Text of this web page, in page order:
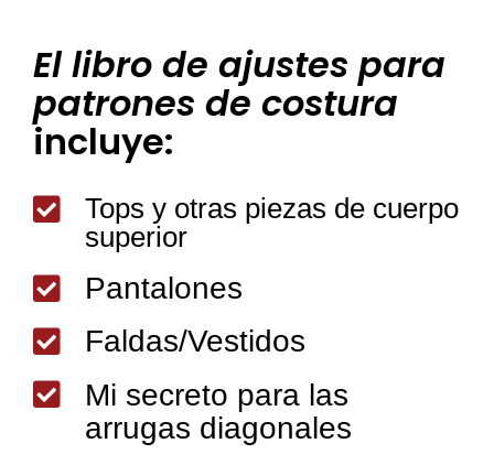
El libro de ajustes para
patrones de costura
incluye:

Tops y otras piezas de cuerpo
superior
 Pantalones
 Faldas/Vestidos

Mi secreto para las
arrugas diagonales